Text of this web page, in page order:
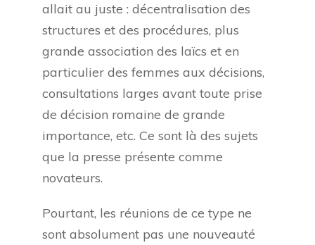
allait au juste : décentralisation des
structures et des procédures, plus
grande association des laïcs et en
particulier des femmes aux décisions,
consultations larges avant toute prise
de décision romaine de grande
importance, etc. Ce sont là des sujets
que la presse présente comme
novateurs.
Pourtant, les réunions de ce type ne
sont absolument pas une nouveauté